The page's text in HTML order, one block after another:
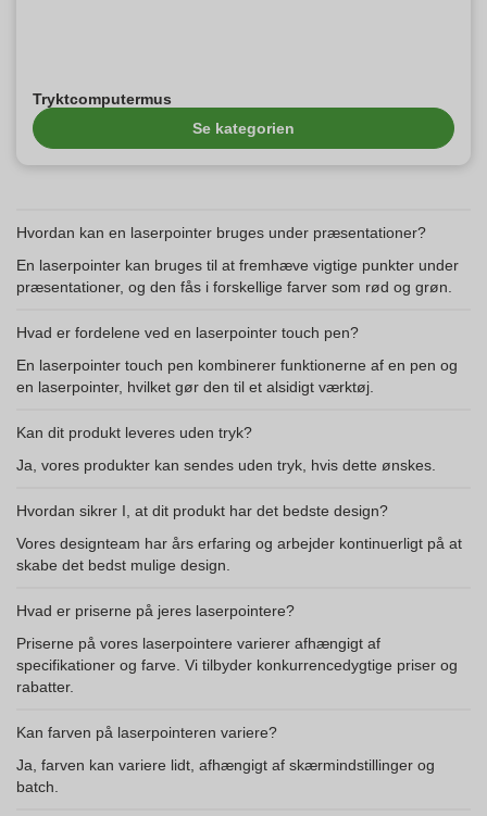
Tryktcomputermus
Se kategorien
Hvordan kan en laserpointer bruges under præsentationer?
En laserpointer kan bruges til at fremhæve vigtige punkter under
præsentationer, og den fås i forskellige farver som rød og grøn.
Hvad er fordelene ved en laserpointer touch pen?
En laserpointer touch pen kombinerer funktionerne af en pen og
en laserpointer, hvilket gør den til et alsidigt værktøj.
Kan dit produkt leveres uden tryk?
Ja, vores produkter kan sendes uden tryk, hvis dette ønskes.
Hvordan sikrer I, at dit produkt har det bedste design?
Vores designteam har års erfaring og arbejder kontinuerligt på at
skabe det bedst mulige design.
Hvad er priserne på jeres laserpointere?
Priserne på vores laserpointere varierer afhængigt af
specifikationer og farve. Vi tilbyder konkurrencedygtige priser og
rabatter.
Kan farven på laserpointeren variere?
Ja, farven kan variere lidt, afhængigt af skærmindstillinger og
batch.